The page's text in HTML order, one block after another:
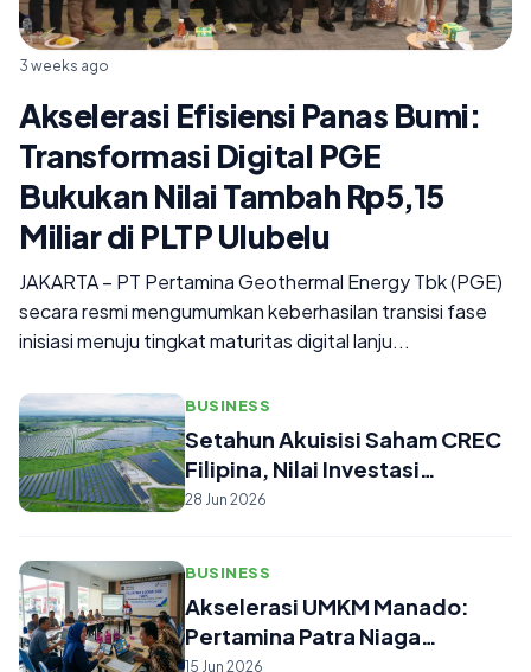
3 weeks ago
Akselerasi Efisiensi Panas Bumi:
Transformasi Digital PGE
Bukukan Nilai Tambah Rp5,15
Miliar di PLTP Ulubelu
JAKARTA – PT Pertamina Geothermal Energy Tbk (PGE)
secara resmi mengumumkan keberhasilan transisi fase
inisiasi menuju tingkat maturitas digital lanju...
BUSINESS
Setahun Akuisisi Saham CREC
Filipina, Nilai Investasi
Pertam...
28 Jun 2026
BUSINESS
Akselerasi UMKM Manado:
Pertamina Patra Niaga
Sulawesi Kebut...
15 Jun 2026